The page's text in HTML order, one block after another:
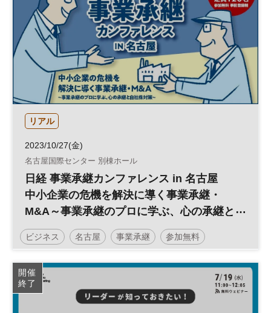
リアル
2023/10/27(金)
名古屋国際センター 別棟ホール
日経 事業承継カンファレンス in 名古屋
中小企業の危機を解決に導く事業承継・
M&A～事業承継のプロに学ぶ、心の承継と
自社株対策～
ビジネス 名古屋 事業承継 参加無料
開催
終了